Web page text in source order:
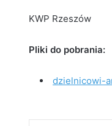
KWP Rzeszów
Pliki do pobrania:
dzielnicowi-